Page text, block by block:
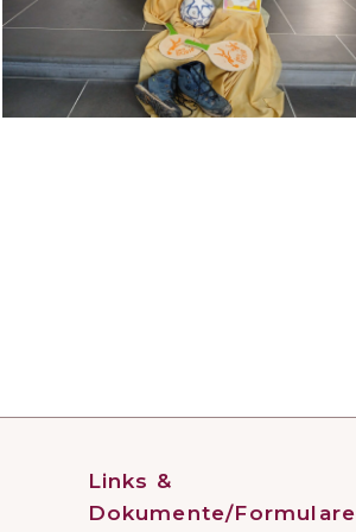
Links &
Dokumente/Formulare